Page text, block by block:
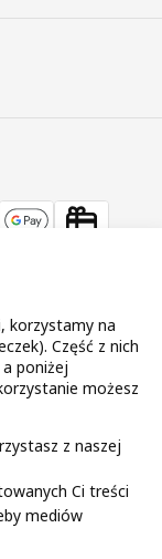
korzystamy na
Część z nich
poniżej
możesz
z naszej
Ci treści
mediów